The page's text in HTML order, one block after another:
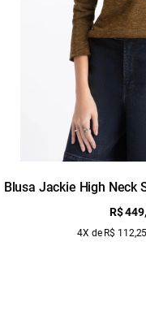
Blusa Jackie High Neck
R$
4X de R$